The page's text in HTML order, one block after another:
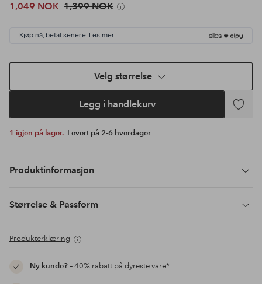
1,049 NOK 1,399 NOK
Kjøp nå, betal senere. Les mer
Velg størrelse
Legg i handlekurv
Legg
1 igjen på lager. Levert på 2-6 hverdager
Produktinformasjon
Størrelse & Passform
Produkterklæring
Ny kunde?– 40% rabatt på dyreste vare*